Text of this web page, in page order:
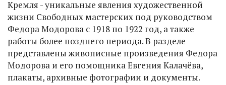
Кремля - уникальные явления художественной
жизни Свободных мастерских под руководством
Федора Модорова с 1918 по 1922 год, а также
работы более позднего периода. В разделе
представлены живописные произведения Федора
Модорова и его помощника Евгения Калачёва,
плакаты, архивные фотографии и документы.